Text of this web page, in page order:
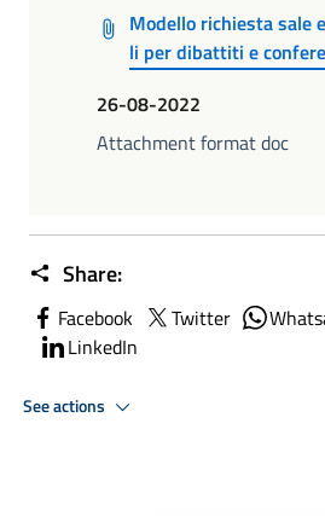
Modello richiesta sale
li per dibattiti e
26-08-2022
Attachment format doc
Share:
Facebook Twitter
LinkedIn
See actions